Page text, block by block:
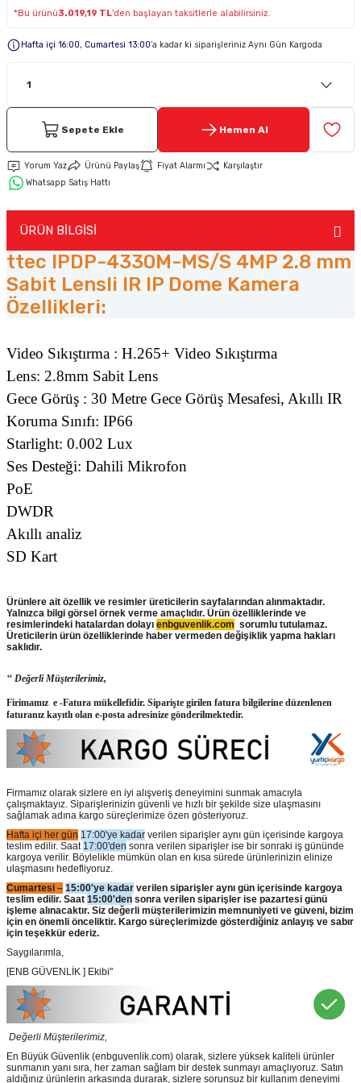
Keypad-Tuş Takımı Ürünler
*Bu ürünü3.019,19 TL'den başlayan taksitlerle alabilirsiniz.
Hafta içi 16:00, Cumartesi 13:00’a kadar ki siparişleriniz Aynı Gün Kargoda
Sepete Ekle Hemen Al
Yorum Yaz Ürünü Paylaş Fiyat Alarmı
Karşılaştır
Whatsapp Satış Hattı
ÜRÜN BİLGİSİ
ttec IPDP-4330M-MS/S 4MP 2.8 mm
Sabit Lensli IR IP Dome Kamera
Özellikleri:
Video Sıkıştırma : H.265+ Video Sıkıştırma
Lens: 2.8mm Sabit Lens
Gece Görüş : 30 Metre Gece Görüş Mesafesi, Akıllı IR
Koruma Sınıfı: IP66
Starlight: 0.002 Lux
Ses Desteği: Dahili Mikrofon
PoE
DWDR
Akıllı analiz
SD Kart
Ürünlere ait özellik ve resimler üreticilerin sayfalarından alınmaktadır.
Yalnızca bilgi görsel örnek verme amaçlıdır. Ürün özelliklerinde ve
resimlerindeki hatalardan dolayı enbguvenlik.com sorumlu tutulamaz.
Üreticilerin ürün özelliklerinde haber vermeden değişiklik yapma hakları
saklıdır.
‘‘ Değerli Müşterilerimiz,
Firimamız e -Fatura mükellefidir. Siparişte girilen fatura bilgilerine düzenlenen
faturanız kayıtlı olan e-posta adresinize gönderilmektedir.
Firmamız olarak sizlere en iyi alışveriş deneyimini sunmak amacıyla
çalışmaktayız. Siparişlerinizin güvenli ve hızlı bir şekilde size ulaşmasını
sağlamak adına kargo süreçlerimize özen gösteriyoruz.
Hafta içi her gün 17:00'ye kadar verilen siparişler aynı gün içerisinde kargoya
teslim edilir. Saat 17:00'den sonra verilen siparişler ise bir sonraki iş gününde
kargoya verilir. Böylelikle mümkün olan en kısa sürede ürünlerinizin elinize
ulaşmasını hedefliyoruz.
Cumartesi – 15:00'ye kadar verilen siparişler aynı gün içerisinde kargoya
teslim edilir. Saat 15:00'den sonra verilen siparişler ise pazartesi günü
işleme alınacaktır. Siz değerli müşterilerimizin memnuniyeti ve güveni, bizim
için en önemli önceliktir. Kargo süreçlerimizde gösterdiğiniz anlayış ve sabır
için teşekkür ederiz.
Saygılarımla,
[ENB GÜVENLİK ] Ekibi"
Değerli Müşterilerimiz,
En Büyük Güvenlik (enbguvenlik.com) olarak, sizlere yüksek kaliteli ürünler
sunmanın yanı sıra, her zaman sağlam bir destek sunmayı amaçlıyoruz. Satın
aldığınız ürünlerin arkasında durarak, sizlere sorunsuz bir kullanım deneyimi